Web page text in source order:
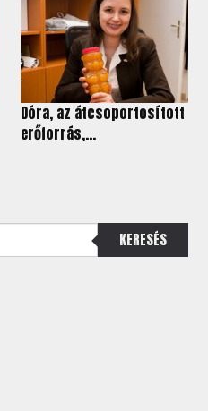
Dóra, az átcsoportosított
erőforrás,...
KERESÉS